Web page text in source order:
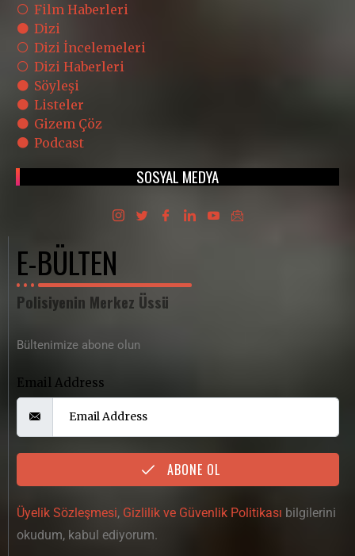
Film Haberleri
Dizi
Dizi İncelemeleri
Dizi Haberleri
Söyleşi
Listeler
Gizem Çöz
Podcast
SOSYAL MEDYA
E-BÜLTEN
Polisiyenin Merkez Üssü
Bültenimize abone olun
Email Address
ABONE OL
Üyelik Sözleşmesi, Gizlilik ve Güvenlik Politikası bilgilerini
okudum, kabul ediyorum.